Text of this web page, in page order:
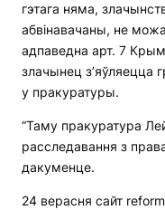
гэтага няма,
абвінавачаны, не
адпаведна арт. 7
злачынец з’яўляецца
у пракуратуры.
“Таму пракуратура
расследавання з
дакуменце.
24 верасня сайт